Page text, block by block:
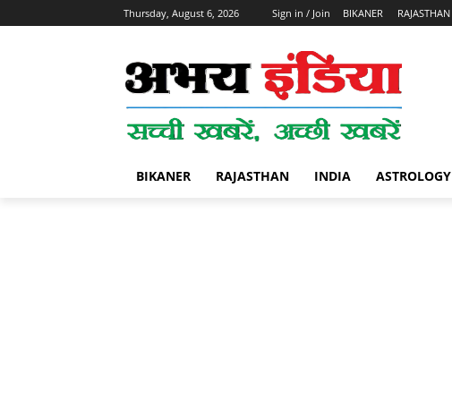
Thursday, August 6, 2026 Sign in / Join BIKANER RAJASTHAN
BIKANER RAJASTHAN INDIA ASTROLOGY